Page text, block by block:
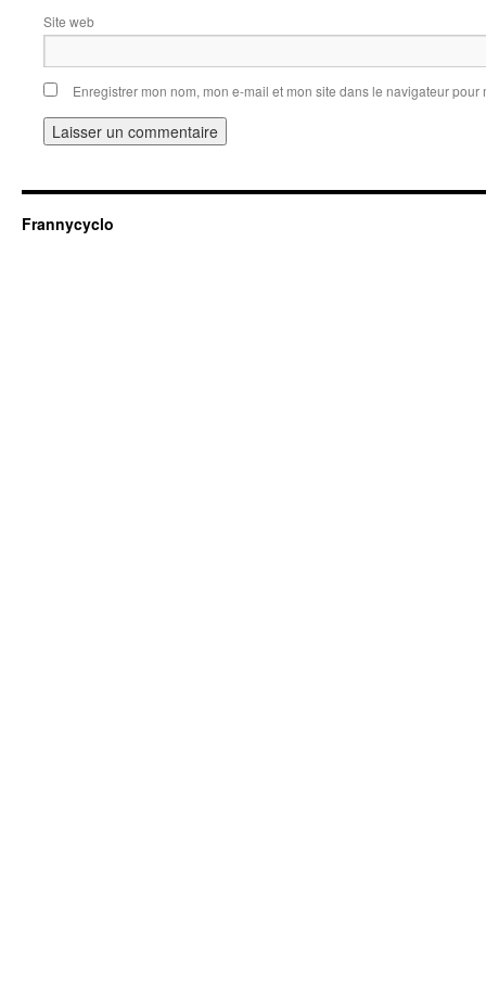
Site web
Enregistrer mon nom, mon e-mail et mon site dans le navigateur
Frannycyclo